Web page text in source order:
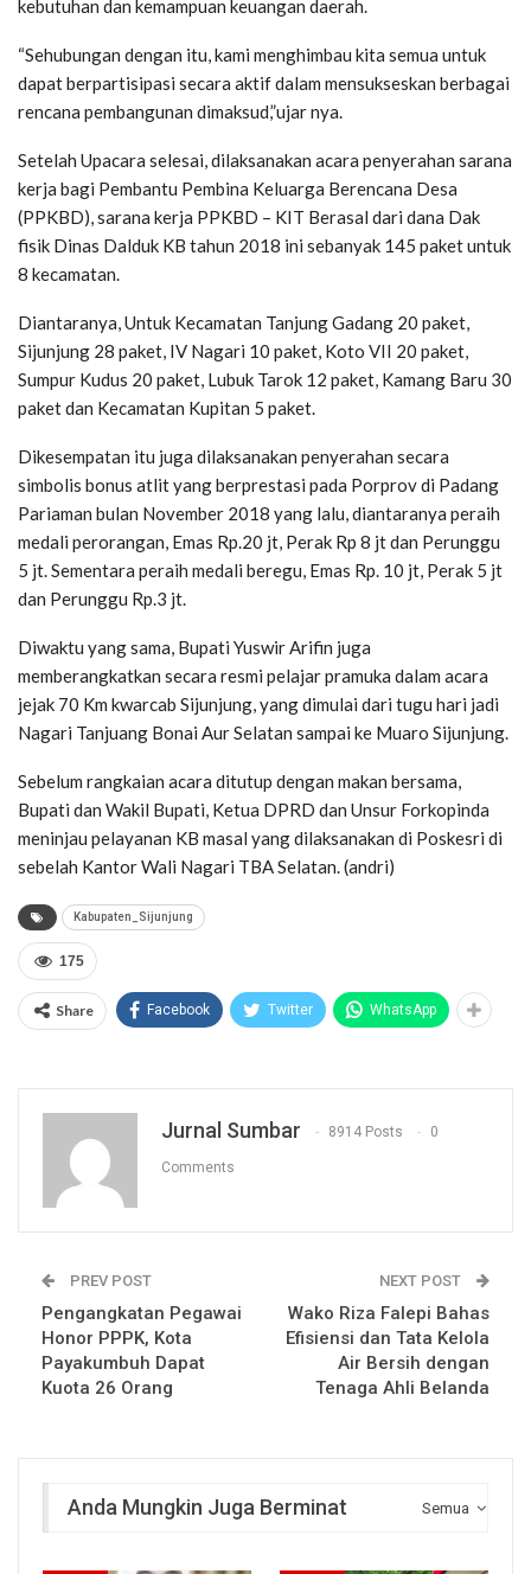
kebutuhan dan kemampuan keuangan daerah.
“Sehubungan dengan itu, kami menghimbau kita semua untuk
dapat berpartisipasi secara aktif dalam mensukseskan berbagai
rencana pembangunan dimaksud,”ujar nya.
Setelah Upacara selesai, dilaksanakan acara penyerahan sarana
kerja bagi Pembantu Pembina Keluarga Berencana Desa
(PPKBD), sarana kerja PPKBD – KIT Berasal dari dana Dak
fisik Dinas Dalduk KB tahun 2018 ini sebanyak 145 paket untuk
8 kecamatan.
Diantaranya, Untuk Kecamatan Tanjung Gadang 20 paket,
Sijunjung 28 paket, IV Nagari 10 paket, Koto VII 20 paket,
Sumpur Kudus 20 paket, Lubuk Tarok 12 paket, Kamang Baru 30
paket dan Kecamatan Kupitan 5 paket.
Dikesempatan itu juga dilaksanakan penyerahan secara
simbolis bonus atlit yang berprestasi pada Porprov di Padang
Pariaman bulan November 2018 yang lalu, diantaranya peraih
medali perorangan, Emas Rp.20 jt, Perak Rp 8 jt dan Perunggu
5 jt. Sementara peraih medali beregu, Emas Rp. 10 jt, Perak 5 jt
dan Perunggu Rp.3 jt.
Diwaktu yang sama, Bupati Yuswir Arifin juga
memberangkatkan secara resmi pelajar pramuka dalam acara
jejak 70 Km kwarcab Sijunjung, yang dimulai dari tugu hari jadi
Nagari Tanjuang Bonai Aur Selatan sampai ke Muaro Sijunjung.
Sebelum rangkaian acara ditutup dengan makan bersama,
Bupati dan Wakil Bupati, Ketua DPRD dan Unsur Forkopinda
meninjau pelayanan KB masal yang dilaksanakan di Poskesri di
sebelah Kantor Wali Nagari TBA Selatan. (andri)
Kabupaten_Sijunjung
175
Share Facebook Twitter WhatsApp
Jurnal Sumbar 8914 Posts 0
Comments
PREV POST
Pengangkatan Pegawai
Honor PPPK, Kota
Payakumbuh Dapat
Kuota 26 Orang
NEXT POST
Wako Riza Falepi Bahas
Efisiensi dan Tata Kelola
Air Bersih dengan
Tenaga Ahli Belanda
Semua
Anda Mungkin Juga Berminat